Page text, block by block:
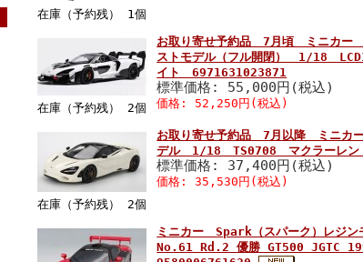
在庫（予約残） 1個
在庫（予約残） 2個
お取り寄せ予約品 7月頃 ミニカー
ストモデル（フル開閉） 1/18
イト 6971631023871
標準価格: 55,000円(税込)
価格: 52,250円(税込)
在庫（予約残） 2個
お取り寄せ予約品 7月以降 ミニカ
デル 1/18 TS0708 マクラーレン
標準価格: 37,400円(税込)
価格: 35,530円(税込)
ミニカー Spark（スパーク）レ
No.61 Rd.2 優勝 GT500 JGTC